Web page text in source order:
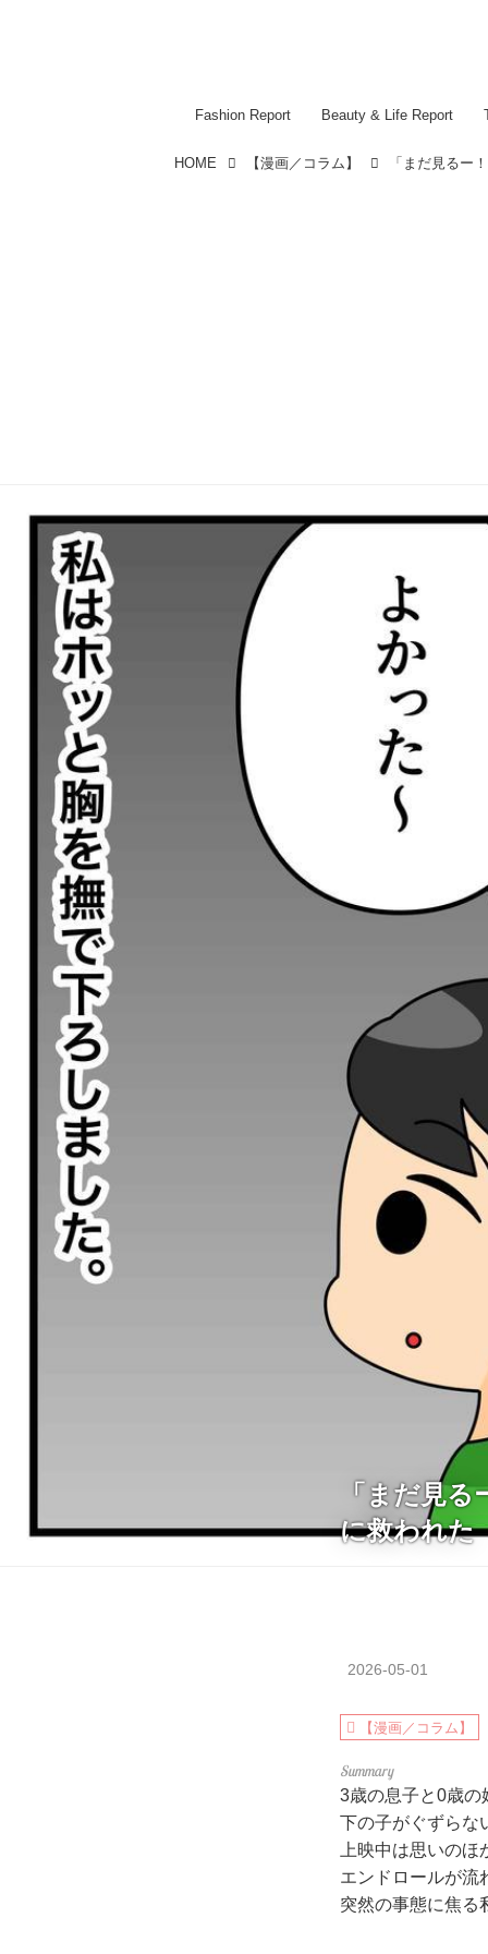
Fashion Report Beauty & Life Report
HOME 【漫画／コラム】
「まだ見
に救われた
2026-05-01
【漫画／コラム】
3歳の息子と0歳の
下の子がぐずらな
上映中は思いの
エンドロールが流
突然の事態に焦る